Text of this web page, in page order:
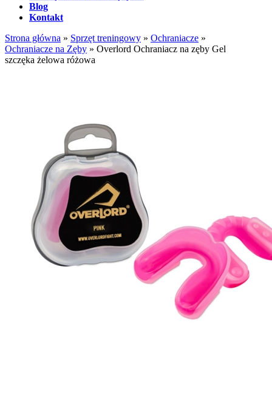
Blog
Kontakt
Strona główna » Sprzęt treningowy » Ochraniacze »
Ochraniacze na Zęby » Overlord Ochraniacz na zęby Gel
szczęka żelowa różowa